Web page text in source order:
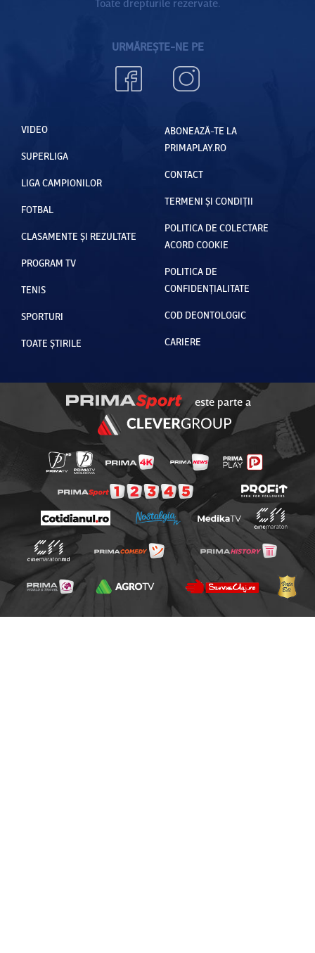
URMĂREȘTE-NE PE
VIDEO
SUPERLIGA
LIGA CAMPIONILOR
FOTBAL
CLASAMENTE ȘI REZULTATE
PROGRAM TV
TENIS
SPORTURI
TOATE ȘTIRILE
ABONEAZĂ-TE LA
PRIMAPLAY.RO
CONTACT
TERMENI ȘI CONDIȚII
POLITICA DE COLECTARE
ACORD COOKIE
POLITICA DE
CONFIDENȚIALITATE
COD DEONTOLOGIC
CARIERE
este parte a